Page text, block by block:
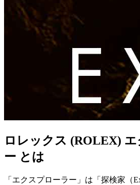
ロレックス (ROLEX)
ー とは
「エクスプローラー」は「探検家（